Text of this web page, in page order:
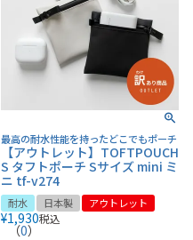
最高の耐水性能を持ったどこでもポーチ
【アウトレット】TOFTPOUCH
S タフトポーチ Sサイズ mini ミ
ニ tf-v274
耐水 日本製 アウトレット
¥1,930税込
（0）